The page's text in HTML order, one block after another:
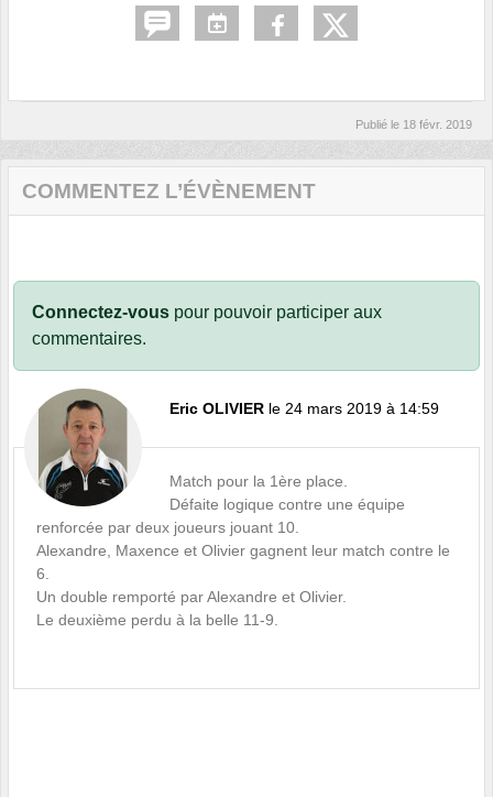
Publié le 18 févr. 2019
COMMENTEZ L’ÉVÈNEMENT
Connectez-vous pour pouvoir participer aux
commentaires.
Eric OLIVIER le 24 mars 2019 à 14:59
Match pour la 1ère place.
Défaite logique contre une équipe
renforcée par deux joueurs jouant 10.
Alexandre, Maxence et Olivier gagnent leur match contre le
6.
Un double remporté par Alexandre et Olivier.
Le deuxième perdu à la belle 11-9.